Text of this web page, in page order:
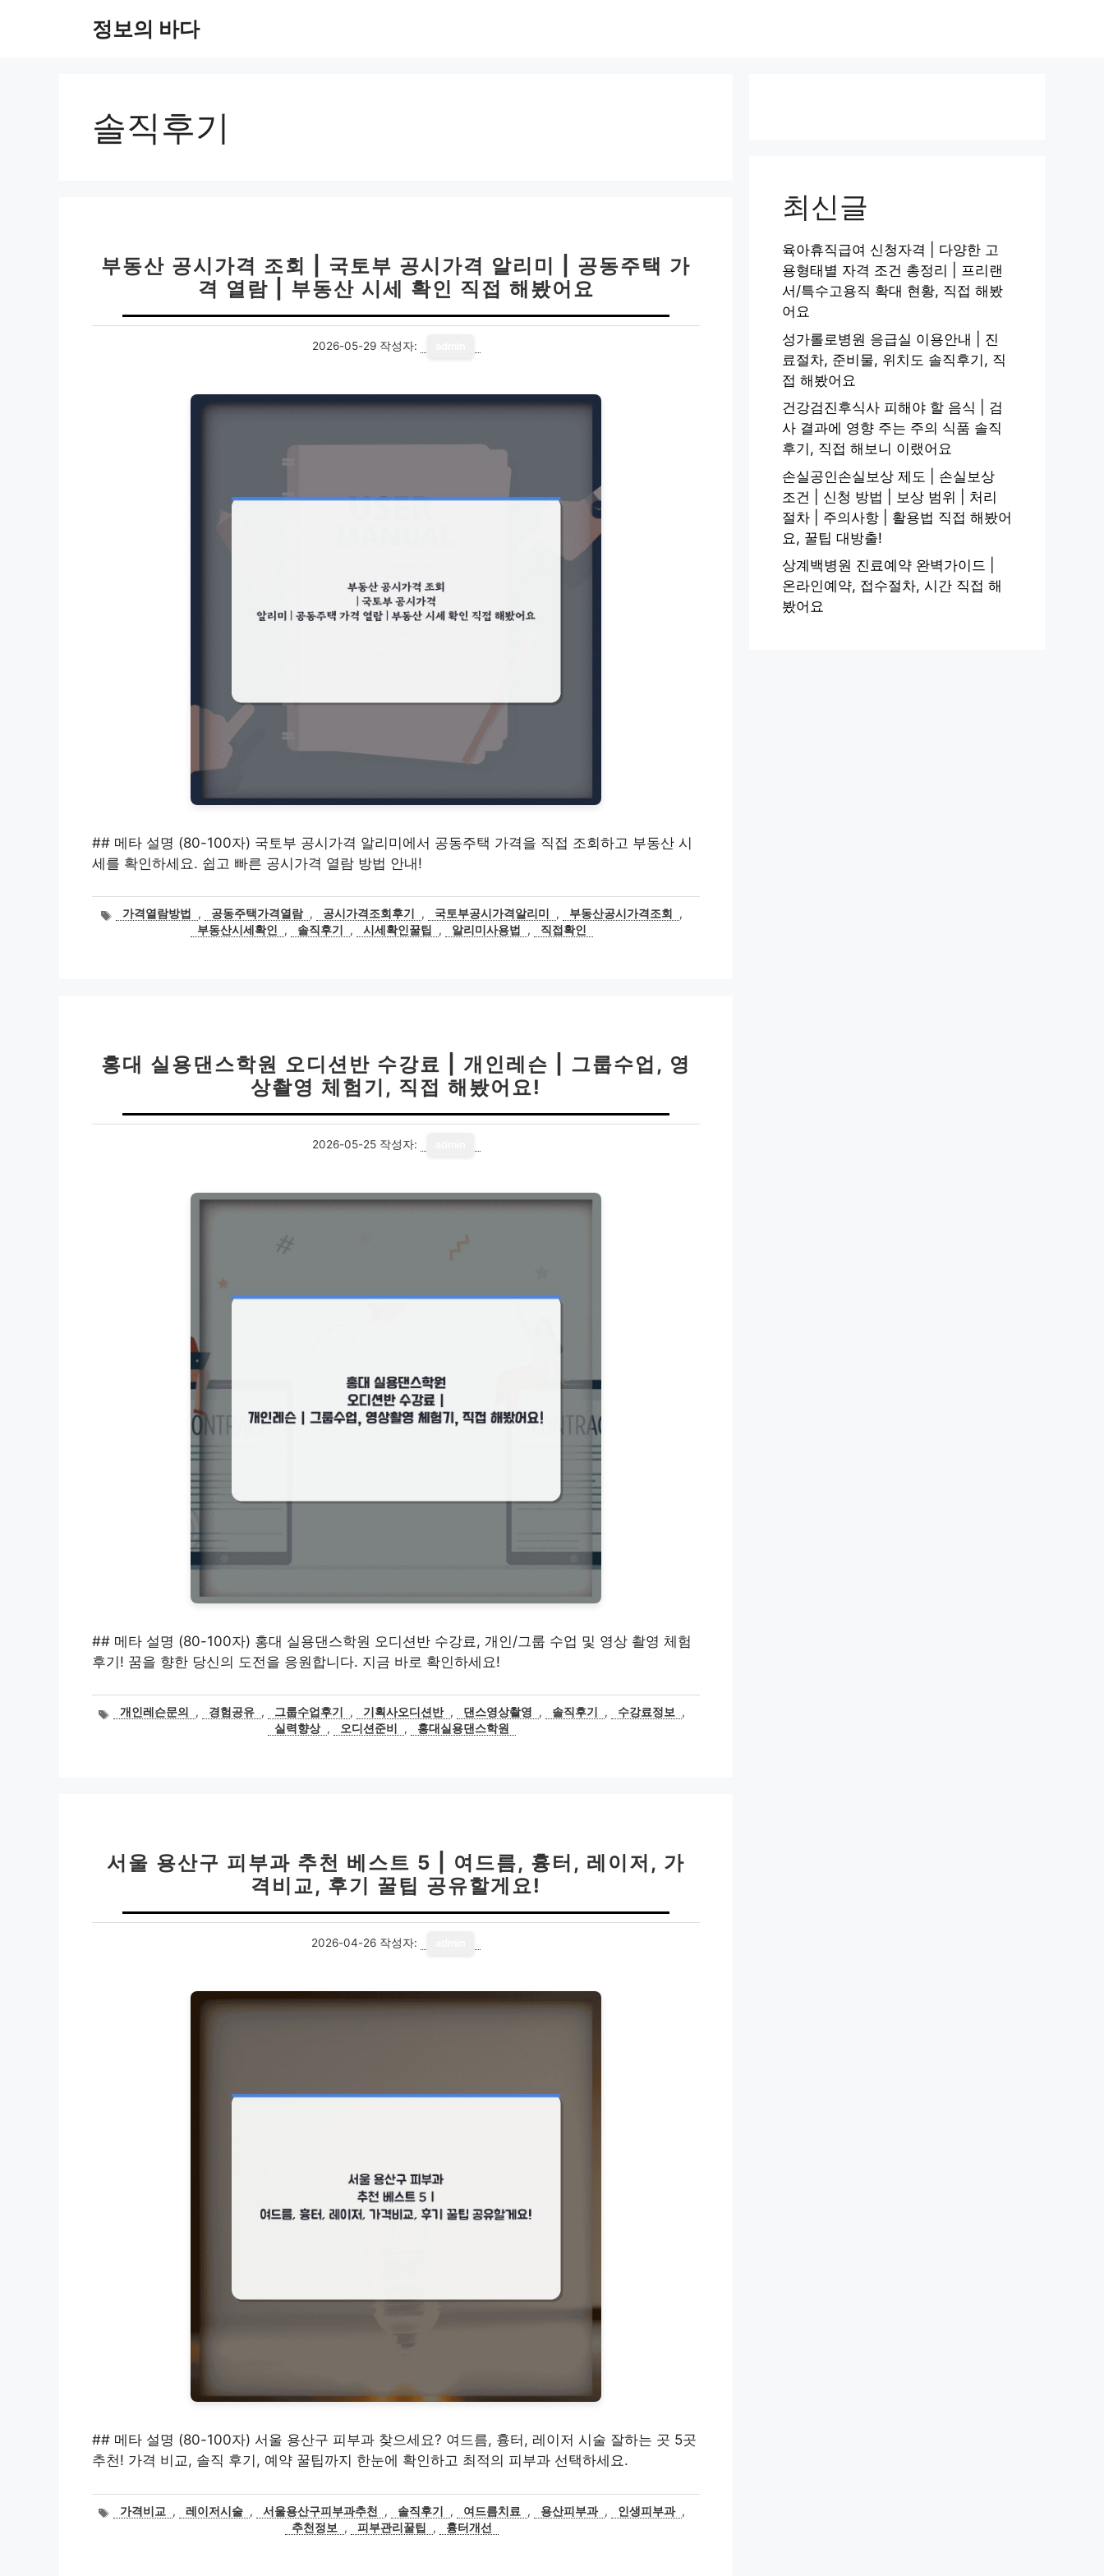
정보의 바다
솔직후기
부동산 공시가격 조회 | 국토부 공시가격 알리미 | 공동주택 가
격 열람 | 부동산 시세 확인 직접 해봤어요
2026-05-29 작성자:
## 메타 설명 (80-100자) 국토부 공시가격 알리미에서 공동주택 가격을 직접 조회하고 부동산 시
세를 확인하세요. 쉽고 빠른 공시가격 열람 방법 안내!
태가격열람방법 , 공동주택가격열람 , 공시가격조회후기 , 국토부공시가격알리미 , 부동산공시가격조회
,
부동산시세확인
, 솔직후기 , 시세확인꿀팁 , 알리미사용법 , 직접확인
홍대 실용댄스학원 오디션반 수강료 | 개인레슨 | 그룹수업, 영
상촬영 체험기, 직접 해봤어요!
2026-05-25 작성자:
## 메타 설명 (80-100자) 홍대 실용댄스학원 오디션반 수강료, 개인/그룹 수업 및 영상 촬영 체험
후기! 꿈을 향한 당신의 도전을 응원합니다. 지금 바로 확인하세요!
태개인레슨문의 , 경험공유 , 그룹수업후기 , 기획사오디션반 , 댄스영상촬영 , 솔직후기 , 수강료정보 ,
실력향상 , 오디션준비 , 홍대실용댄스학원
서울 용산구 피부과 추천 베스트 5 | 여드름, 흉터, 레이저, 가
격비교, 후기 꿀팁 공유할게요!
2026-04-26 작성자:
## 메타 설명 (80-100자) 서울 용산구 피부과 찾으세요? 여드름, 흉터, 레이저 시술 잘하는 곳 5곳
추천! 가격 비교, 솔직 후기, 예약 꿀팁까지 한눈에 확인하고 최적의 피부과 선택하세요.
태가격비교 , 레이저시술 , 서울용산구피부과추천 , 솔직후기 , 여드름치료 , 용산피부과 , 인생피부과 ,
추천정보
, 피부관리꿀팁 , 흉터개선
최신글
육아휴직급여 신청자격 | 다양한 고
용형태별 자격 조건 총정리 | 프리랜
서/특수고용직 확대 현황, 직접 해봤
어요
성가롤로병원 응급실 이용안내 | 진
료절차, 준비물, 위치도 솔직후기, 직
접 해봤어요
건강검진후식사 피해야 할 음식 | 검
사 결과에 영향 주는 주의 식품 솔직
후기, 직접 해보니 이랬어요
손실공인손실보상 제도 | 손실보상
조건 | 신청 방법 | 보상 범위 | 처리
절차 | 주의사항 | 활용법 직접 해봤어
요, 꿀팁 대방출!
상계백병원 진료예약 완벽가이드 |
온라인예약, 접수절차, 시간 직접 해
봤어요